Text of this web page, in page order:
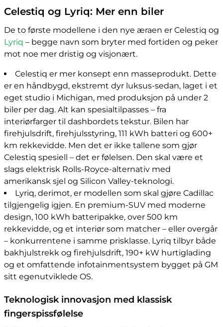
Celestiq og Lyriq: Mer enn biler
De to første modellene i den nye æraen er Celestiq og
Lyriq – begge navn som bryter med fortiden og peker
mot noe mer dristig og visjonært.
Celestiq er mer konsept enn masseprodukt. Dette
er en håndbygd, ekstremt dyr luksus-sedan, laget i et
eget studio i Michigan, med produksjon på under 2
biler per dag. Alt kan spesialtilpasses – fra
interiørfarger til dashbordets tekstur. Bilen har
firehjulsdrift, firehjulsstyring, 111 kWh batteri og 600+
km rekkevidde. Men det er ikke tallene som gjør
Celestiq spesiell – det er følelsen. Den skal være et
slags elektrisk Rolls-Royce-alternativ med
amerikansk sjel og Silicon Valley-teknologi.
Lyriq, derimot, er modellen som skal gjøre Cadillac
tilgjengelig igjen. En premium-SUV med moderne
design, 100 kWh batteripakke, over 500 km
rekkevidde, og et interiør som matcher – eller overgår
– konkurrentene i samme prisklasse. Lyriq tilbyr både
bakhjulstrekk og firehjulsdrift, 190+ kW hurtiglading
og et omfattende infotainmentsystem bygget på GM
sitt egenutviklede OS.
Teknologisk innovasjon med klassisk
fingerspissfølelse